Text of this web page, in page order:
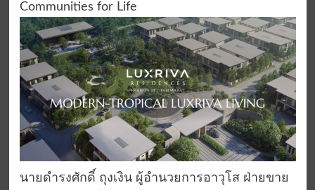
Communities for Life
นายดำรงศักดิ์ ถุงเงิน ผู้อำนวยการอาวุโส ฝ่ายขาย